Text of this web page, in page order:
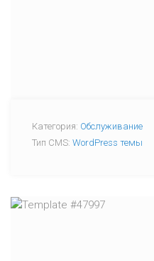
Категория: Обслуживание
Тип CMS: WordPress темы